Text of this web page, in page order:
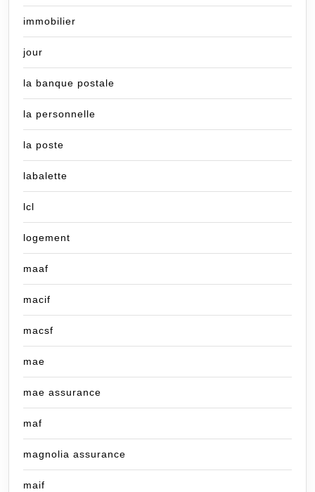
immobilier
jour
la banque postale
la personnelle
la poste
labalette
lcl
logement
maaf
macif
macsf
mae
mae assurance
maf
magnolia assurance
maif